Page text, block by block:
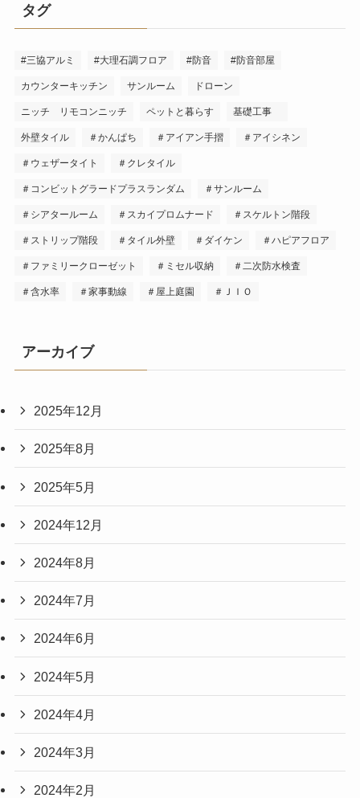
タグ
#三協アルミ #大理石調フロア #防音 #防音部屋
カウンターキッチン サンルーム ドローン
ニッチ リモコンニッチ ペットと暮らす 基礎工事
外壁タイル ＃かんぱち ＃アイアン手摺 ＃アイシネン
＃ウェザータイト ＃クレタイル
＃コンビットグラードプラスランダム ＃サンルーム
＃シアタールーム ＃スカイプロムナード ＃スケルトン階段
＃ストリップ階段 ＃タイル外壁 ＃ダイケン ＃ハピアフロア
＃ファミリークローゼット ＃ミセル収納 ＃二次防水検査
＃含水率 ＃家事動線 ＃屋上庭園 ＃ＪＩＯ
アーカイブ
2025年12月
2025年8月
2025年5月
2024年12月
2024年8月
2024年7月
2024年6月
2024年5月
2024年4月
2024年3月
2024年2月